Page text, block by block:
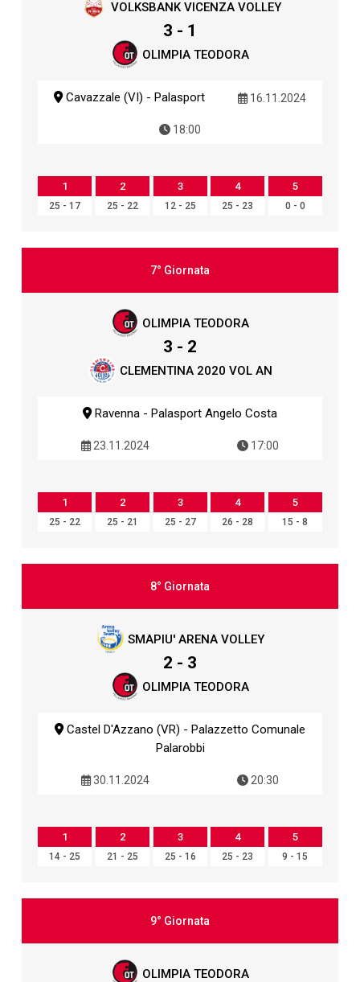
VOLKSBANK VICENZA VOLLEY
3 - 1
OLIMPIA TEODORA
Cavazzale (VI) - Palasport 16.11.2024
18:00
1
25 - 17
2
25 - 22
3
12 - 25
4
25 - 23
5
0 - 0
7° Giornata
OLIMPIA TEODORA
3 - 2
CLEMENTINA 2020 VOL AN
Ravenna - Palasport Angelo Costa
23.11.2024 17:00
1
25 - 22
2
25 - 21
3
25 - 27
4
26 - 28
5
15 - 8
8° Giornata
SMAPIU' ARENA VOLLEY
2 - 3
OLIMPIA TEODORA
Castel D'Azzano (VR) - Palazzetto Comunale
Palarobbi
30.11.2024 20:30
1
14 - 25
2
21 - 25
3
25 - 16
4
25 - 23
5
9 - 15
9° Giornata
OLIMPIA TEODORA